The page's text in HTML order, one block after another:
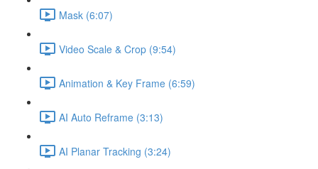
Mask (6:07)
Video Scale & Crop (9:54)
Animation & Key Frame (6:59)
AI Auto Reframe (3:13)
AI Planar Tracking (3:24)